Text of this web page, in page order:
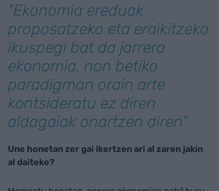
"Ekonomia ereduak
proposatzeko eta eraikitzeko
ikuspegi bat da jarrera
ekonomia, non betiko
paradigman orain arte
kontsideratu ez diren
aldagaiak onartzen diren"
Une honetan zer gai ikertzen ari al zaren jakin
al daiteke?